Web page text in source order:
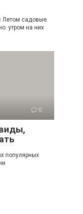
Летом садовые
утром на них
0
популярных